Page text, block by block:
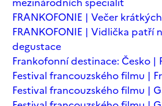
FRANKOFONIE | Večer
FRANKOFONIE | Vidlička patří
degustace
Frankofonní destinace: Česko |
Festival francouzského filmu |
Festival francouzského filmu |